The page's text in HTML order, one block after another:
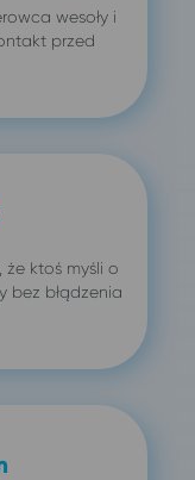
wesoły i
przed
że ktoś myśli o
bez błądzenia